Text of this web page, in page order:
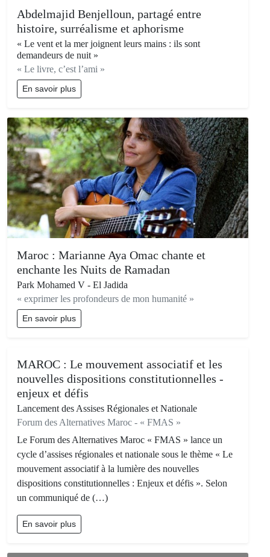
Abdelmajid Benjelloun, partagé entre
histoire, surréalisme et aphorisme
« Le vent et la mer joignent leurs mains : ils sont
demandeurs de nuit »
« Le livre, c’est l’ami »
En savoir plus
Maroc : Marianne Aya Omac chante et
enchante les Nuits de Ramadan
Park Mohamed V - El Jadida
« exprimer les profondeurs de mon humanité »
En savoir plus
MAROC : Le mouvement associatif et les
nouvelles dispositions constitutionnelles -
enjeux et défis
Lancement des Assises Régionales et Nationale
Forum des Alternatives Maroc - « FMAS »
Le Forum des Alternatives Maroc « FMAS » lance un
cycle d’assises régionales et nationale sous le thème « Le
mouvement associatif à la lumière des nouvelles
dispositions constitutionnelles : Enjeux et défis ». Selon
un communiqué de (…)
En savoir plus